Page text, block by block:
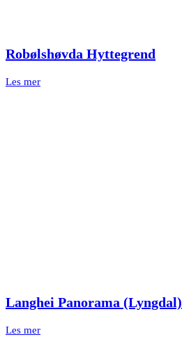
Robølshøvda Hyttegrend
Les mer
Langhei Panorama (Lyngdal)
Les mer